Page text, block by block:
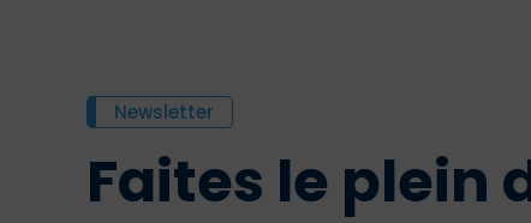
Newsletter
Faites le plein